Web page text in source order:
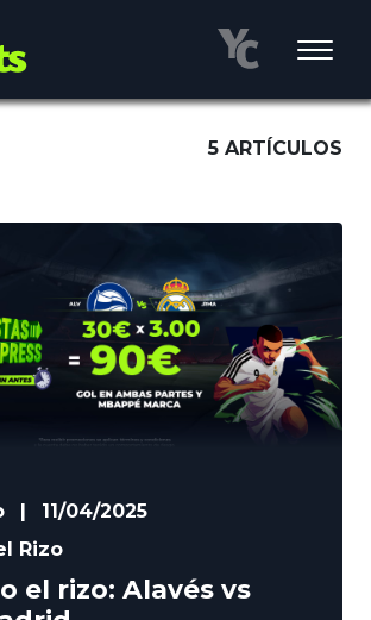
5 ARTÍCULOS
|
11/04/2025
Rizo
el rizo: Alavés vs